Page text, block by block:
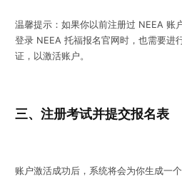
温馨提示：如果你以前注册过 NEEA 账
登录 NEEA 托福报名官网时，也需要进
证，以激活账户。
三、注册考试并提交报名表
账户激活成功后，系统将会为你生成一